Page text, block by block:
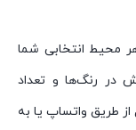
محیط انتخابی شما
در رنگ‌ها و تعداد
طریق واتساپ یا به